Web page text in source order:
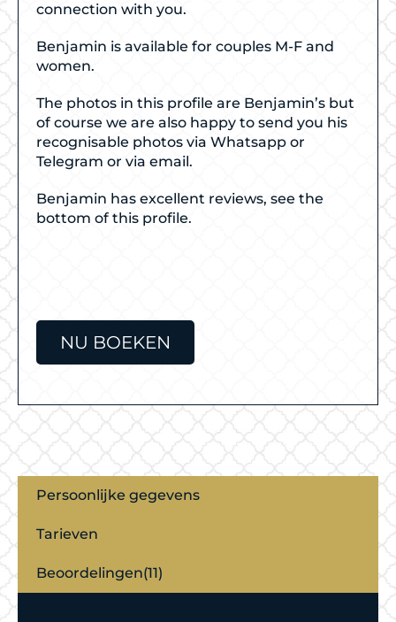
connection with you.
Benjamin is available for couples M-F and
women.
The photos in this profile are Benjamin’s but
of course we are also happy to send you his
recognisable photos via Whatsapp or
Telegram or via email.
Benjamin has excellent reviews, see the
bottom of this profile.
NU BOEKEN
Persoonlijke gegevens
Tarieven
Beoordelingen(11)